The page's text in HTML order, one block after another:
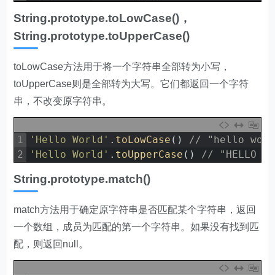
String.prototype.toLowCase()，
String.prototype.toUpperCase()
toLowCase方法用于将一个字符串全部转为小写，
toUpperCase则是全部转为大写。它们都返回一个字符
串，不改变原字符串。
1
2
'Hello World' . toLowCase ( )
// "hello
'Hello World' . toUpperCase ( ) // "HELLO
String.prototype.match()
match方法用于确定原字符串是否匹配某个字符串，返回
一个数组，成员为匹配的第一个字符串。如果没有找到匹
配，则返回null。